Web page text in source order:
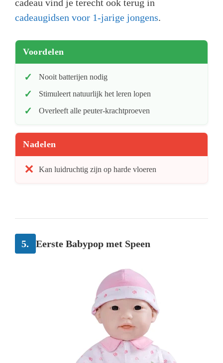
cadeau vind je terecht ook terug in
cadeaugidsen voor 1-jarige jongens.
Voordelen
Nooit batterijen nodig
Stimuleert natuurlijk het leren lopen
Overleeft alle peuter-krachtproeven
Nadelen
Kan luidruchtig zijn op harde vloeren
5. Eerste Babypop met Speen